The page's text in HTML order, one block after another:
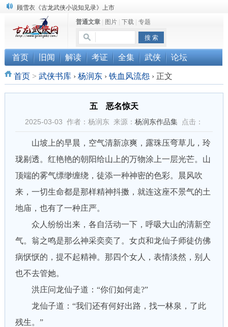
“武侠书库”查缺补漏活动圆满结束
《古龙小说原貌探究》修订版已上市
普通文章| 图片| 下载| 专题
首页 旧闻 解读 考证 全集 武侠 论坛
首页> 武侠书库 › 杨润东 › 铁血风流怨 ›正文
五 恶名惊天
2025-03-03 作者：杨润东 来源： 杨润东作品集点击：
山坡上的早晨，空气清新凉爽，露珠压弯草儿，玲
珑剔透。红艳艳的朝阳给山上的万物涂上一层光芒。山
顶端的雾气缥缈缠绕，徒添一种神密的色彩。晨风吹
来，一切生命都是那样精神抖擞，就连这座不景气的土
地庙，也有了一种庄严。
众人纷纷出来，各自活动一下，呼吸大山的清新空
气。翁之鸣是那么神采奕奕了。女贞和龙仙子师徒仿佛
病恹恹的，提不起精神。那四个女人，表情淡然，别人
也不去管她。
洪庄问龙仙子道：“你们如何走?”
龙仙子道：“我们还有何好出路，找一林泉，了此
残生。”